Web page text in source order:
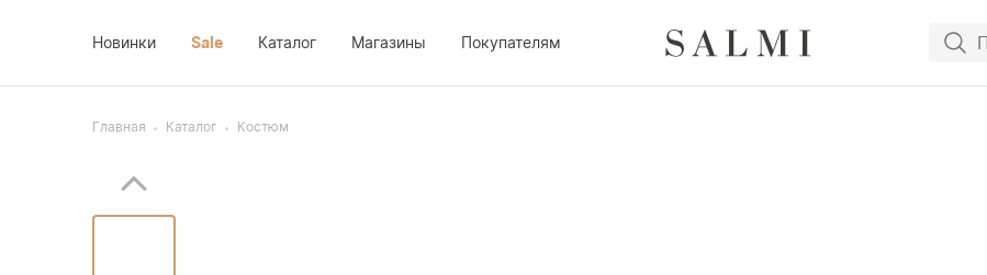
Новинки Sale Каталог
Костюм
Магазины Покупателям
Доставка
Главная Каталог Костюм